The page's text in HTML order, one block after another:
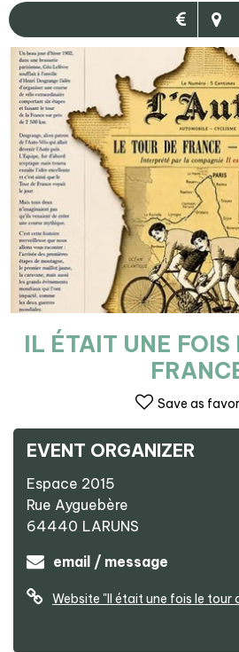
IL ÉTAIT UNE FOIS
Save as
EVENT ORGANIZER
Espace 2015
Rue Ayguebère
64440 LARUNS
email / message
Website "Il était une fois le tour